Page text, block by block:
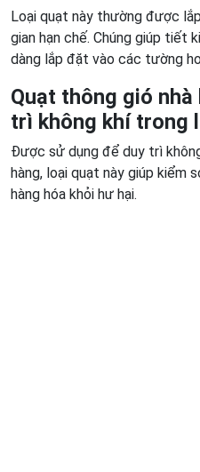
Loại quạt này thường được
gian hạn chế. Chúng giúp tiết
dàng lắp đặt vào các tường
Quạt thông gió
trì không khí trong
Được sử dụng để duy trì
hàng, loại quạt này giúp kiểm
hàng hóa khỏi hư hại.